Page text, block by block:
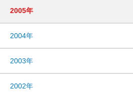
2005年
2004年
2003年
2002年